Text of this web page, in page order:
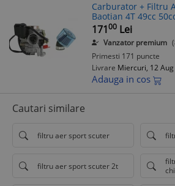
Carburator + Filtru
Baotian 4T 49cc
Complet, Filtru Sport
17100 Lei
Vanzator premium
Primesti 171 puncte
Livrare Miercuri, 12 Aug
Adauga in cos
Cautari similare
filtru aer sport scuter
filtru aer sport scuter 2t